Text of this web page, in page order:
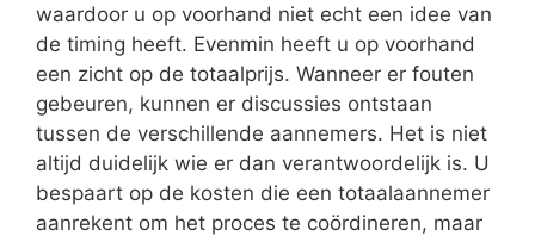
waardoor u op voorhand niet echt een idee van
de timing heeft. Evenmin heeft u op voorhand
een zicht op de totaalprijs. Wanneer er fouten
gebeuren, kunnen er discussies ontstaan
tussen de verschillende aannemers. Het is niet
altijd duidelijk wie er dan verantwoordelijk is. U
bespaart op de kosten die een totaalaannemer
aanrekent om het proces te coördineren, maar